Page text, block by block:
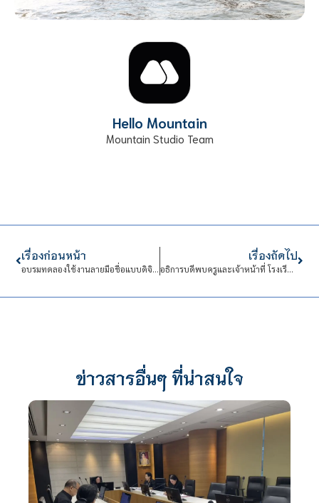
Hello Mountain
Mountain Studio Team
เรื่องก่อนหน้า
อบรมทดลองใช้งานลายมือชื่อแบบดิจิทัลให้น่าเชื่อถือ
เรื่องถัดไป
อธิการบดีพบครูและเจ้าหน้าที่ โรงเรียนจิตรลดาวิชาชีพ
ข่าวสารอื่นๆ ที่น่าสนใจ